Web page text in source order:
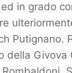
in grado
Putignano.
della Givova